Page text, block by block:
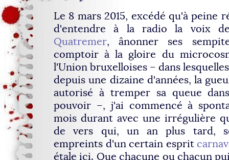
Le 8 mars 2015, excédé qu'à peine
d'entendre à la radio la voix
Quatremer, ânonner ses
comptoir à la gloire du
l'Union bruxelloises – dans
depuis une dizaine d'années, la
autorisé à tremper sa queue
pouvoir –, j'ai commencé à
mois durant avec une irrégulière
de vers qui, un an plus tard,
empreints d'un certain esprit
étale ici. Que chacune ou chacun